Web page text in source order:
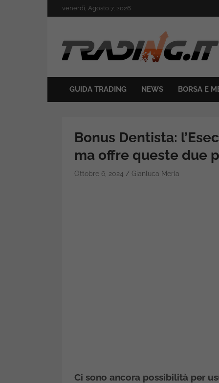
to
venerdì, Agosto 7, 2026
Trading.it
GUIDA TRADING NEWS BORSA E
Bonus Dentista:
ma offre queste due
Ottobre 6, 2024 Gianluca Merla
Ci sono ancora possibilità per